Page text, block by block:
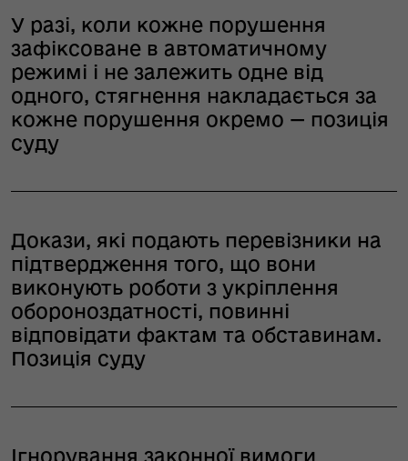
У разі, коли кожне порушення
зафіксоване в автоматичному
режимі і не залежить одне від
одного, стягнення накладається за
кожне порушення окремо — позиція
суду
Докази, які подають перевізники на
підтвердження того, що вони
виконують роботи з укріплення
обороноздатності, повинні
відповідати фактам та обставинам.
Позиція суду
Ігнорування законної вимоги